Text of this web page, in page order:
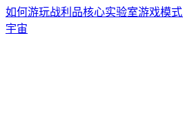
如何游玩战利品核心实验室游戏模式
宇宙